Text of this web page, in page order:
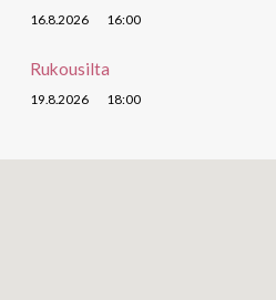
16.8.2026 16:00
Rukousilta
19.8.2026 18:00